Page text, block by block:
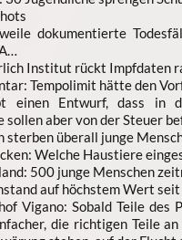
dokumentierte
Institut rückt Impfdaten
Tempolimit hätte den
einen Entwurf, dass in
sollen aber von der Steuer
sterben überall junge
Welche Haustiere
500 junge Menschen
auf höchstem Wert
Vigano: Sobald Teile
die richtigen Teile